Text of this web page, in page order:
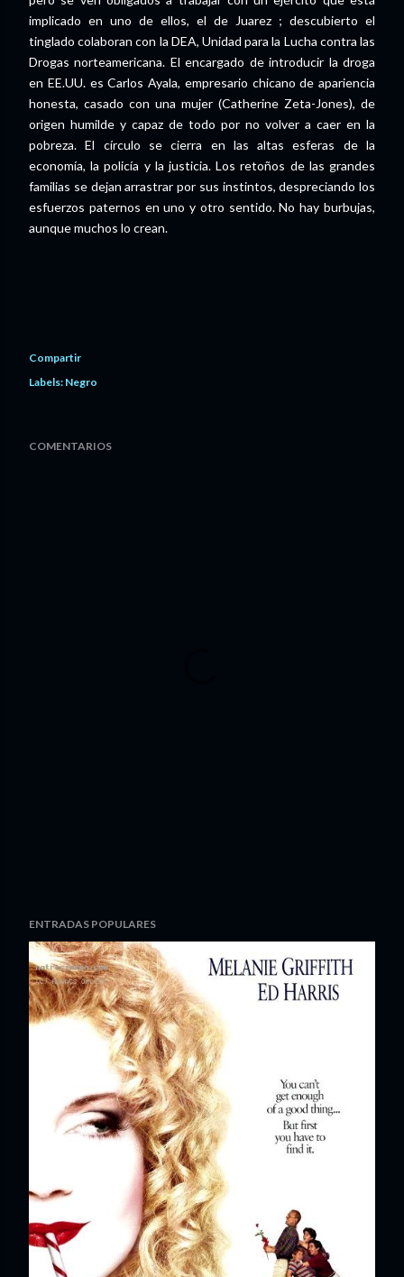
implicado en uno de ellos, el de Juarez ; descubierto el
tinglado colaboran con la DEA, Unidad para la Lucha contra las
Drogas norteamericana. El encargado de introducir la droga
en EE.UU. es Carlos Ayala, empresario chicano de apariencia
honesta, casado con una mujer (Catherine Zeta-Jones), de
origen humilde y capaz de todo por no volver a caer en la
pobreza. El círculo se cierra en las altas esferas de la
economía, la policía y la justicia. Los retoños de las grandes
familias se dejan arrastrar por sus instintos, despreciando los
esfuerzos paternos en uno y otro sentido. No hay burbujas,
aunque muchos lo crean.
Compartir
Labels: Negro
COMENTARIOS
ENTRADAS POPULARES